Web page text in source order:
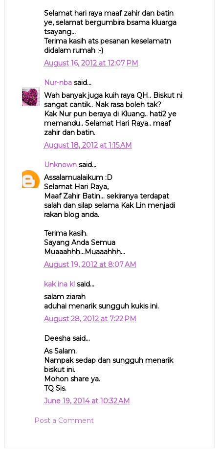
Selamat hari raya maaf zahir dan batin
ye, selamat bergumbira bsama kluarga
tsayang...
Terima kasih ats pesanan keselamatn
didalam rumah :-)
August 16, 2012 at 12:07 PM
Nur-nbasaid...
Wah banyak juga kuih raya QH.. Biskut ni
sangat cantik.. Nak rasa boleh tak?
Kak Nur pun beraya di Kluang.. hati2 ye
memandu.. Selamat Hari Raya.. maaf
zahir dan batin.
August 18, 2012 at 1:15 AM
Unknownsaid...
Assalamualaikum :D
Selamat Hari Raya,
Maaf Zahir Batin... sekiranya terdapat
salah dan silap selama Kak Lin menjadi
rakan blog anda.
Terima kasih.
Sayang Anda Semua
Muaaahhh...Muaaahhh...
August 19, 2012 at 8:07 AM
kak ina klsaid...
salam ziarah
aduhai menarik sungguh kukis ini.
August 28, 2012 at 7:22 PM
Deesha said...
As Salam.
Nampak sedap dan sungguh menarik
biskut ini.
Mohon share ya.
TQ Sis.
June 19, 2014 at 10:32 AM
Post a Comment